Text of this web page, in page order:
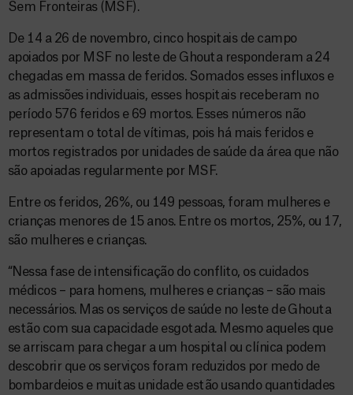
Sem Fronteiras (MSF).
De 14 a 26 de novembro, cinco hospitais de campo
apoiados por MSF no leste de Ghouta responderam a 24
chegadas em massa de feridos. Somados esses influxos e
as admissões individuais, esses hospitais receberam no
período 576 feridos e 69 mortos. Esses números não
representam o total de vítimas, pois há mais feridos e
mortos registrados por unidades de saúde da área que não
são apoiadas regularmente por MSF.
Entre os feridos, 26%, ou 149 pessoas, foram mulheres e
crianças menores de 15 anos. Entre os mortos, 25%, ou 17,
são mulheres e crianças.
“Nessa fase de intensificação do conflito, os cuidados
médicos – para homens, mulheres e crianças – são mais
necessários. Mas os serviços de saúde no leste de Ghouta
estão com sua capacidade esgotada. Mesmo aqueles que
se arriscam para chegar a um hospital ou clínica podem
descobrir que os serviços foram reduzidos por medo de
bombardeios e muitas unidade estão usando quantidades